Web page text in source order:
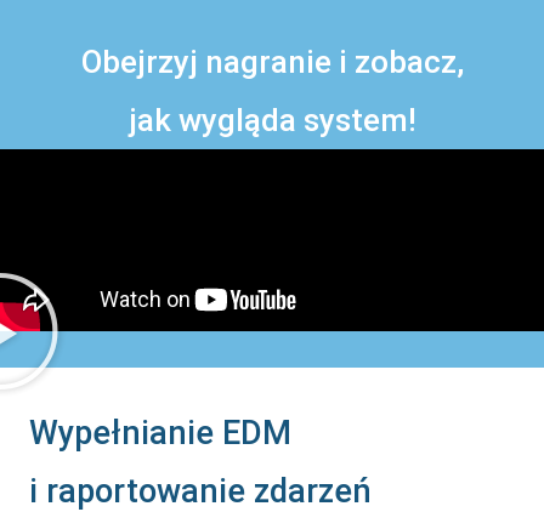
Obejrzyj nagranie i zobacz,
jak wygląda system!
Wypełnianie EDM
i raportowanie zdarzeń